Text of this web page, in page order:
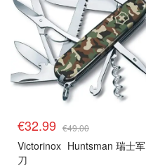
€32.99 €49.00
Victorinox Huntsman 瑞士军
刀